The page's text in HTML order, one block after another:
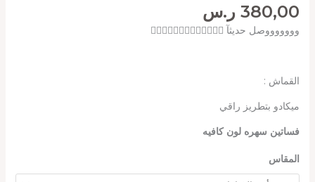
380,00 ر.س
وووووووصل حديثآ ❤️‍🔥❤️‍🔥❤️‍🔥❤️‍🔥❤️‍🔥❤️‍🔥✨
القماش :
ميكادو بتطريز راقي
فساتين سهره لون كافيه
المقاس